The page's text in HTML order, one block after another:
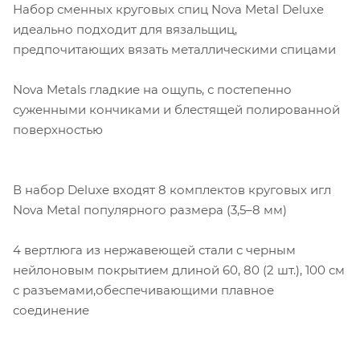
Набор сменных круговых спиц Nova Metal Deluxe
идеально подходит для вязальщиц,
предпочитающих вязать металлическими спицами
Nova Metals гладкие на ощупь, с постепенно
суженными кончиками и блестящей полированной
поверхностью
В набор Deluxe входят 8 комплектов круговых игл
Nova Metal популярного размера (3,5–8 мм)
4 вертлюга из нержавеющей стали с черным
нейлоновым покрытием длиной 60, 80 (2 шт.), 100 см
с разъемами,обеспечивающими плавное
соединение